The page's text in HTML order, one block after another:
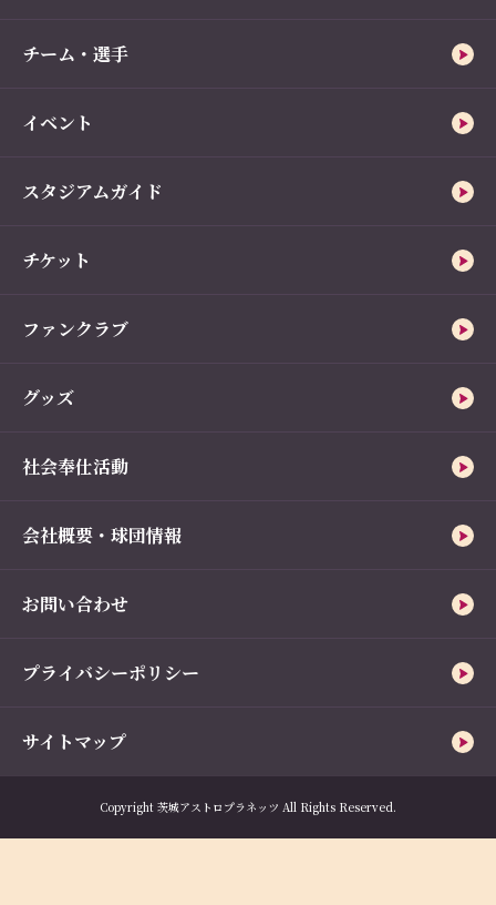
チーム・選手
イベント
スタジアムガイド
チケット
ファンクラブ
グッズ
社会奉仕活動
会社概要・球団情報
お問い合わせ
プライバシーポリシー
サイトマップ
Copyright 茨城アストロプラネッツ All Rights Reserved.